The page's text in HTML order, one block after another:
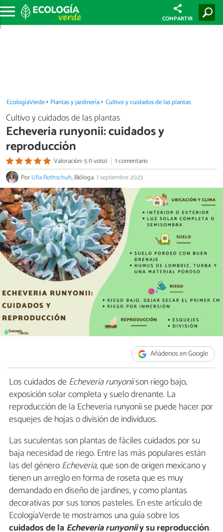
COMPARTIR
EcologíaVerde Plantas y jardinería Cultivo y cuidados de las plantas
Cultivo y cuidados de las plantas
Echeveria runyonii: cuidados y
reproducción
Valoración: 5 (1 voto)
1 comentario
PorUlla Rothschuh, Bióloga.7 septiembre 2023
Añádenos en Google
Los cuidados deEcheveria runyoniison riego bajo,
exposición solar completa y suelo drenante. La
reproducción de la Echeveria runyonii se puede hacer por
esquejes de hojas o división de individuos.
Las suculentas son plantas de fáciles cuidados por su
baja necesidad de riego. Entre las más populares están
las del géneroEcheveria,que son de origen mexicano y
tienen un arreglo en forma de roseta que es muy
demandado en diseño de jardines, y como plantas
decorativas por sus tonos pasteles. En este artículo de
EcologíaVerde te mostramos una guía sobre los
cuidados de laEcheveria runyoniiy su reproducción.